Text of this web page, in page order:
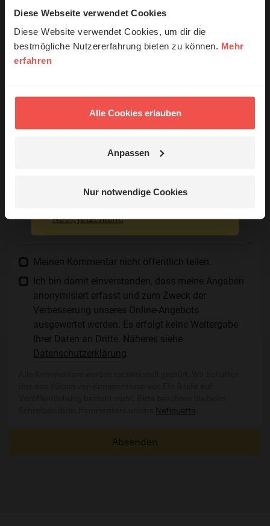
Diese Webseite verwendet Cookies
Diese Website verwendet Cookies, um dir die
bestmögliche Nutzererfahrung bieten zu können. Mehr
erfahren
Alle Cookies erlauben
Anpassen
Nur notwendige Cookies
Ihr Kommentar
Meinen Kommentar nicht öffentlich teilen.
Ich bin damit einverstanden, dass meine Angaben
anonymisiert erfasst und zum Zweck der
Verbesserung unseres Online-Angebots
ausgewertet werden. Es erfolgt keine Weitergabe
Ihrer Daten an Dritte. Näheres siehe
Datenschutzerklärung
Netiquette
Absenden
entdecken
Nein, jetzt nicht.
© Ruth Schneider / ERF